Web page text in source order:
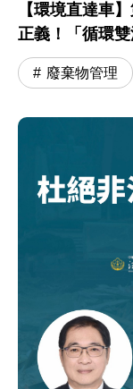
【環境直達車
正義！「循環
震彥組長
廢棄物管理